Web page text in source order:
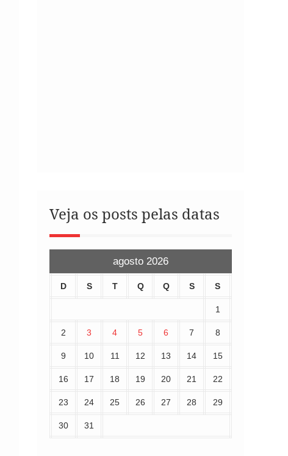
Veja os posts pelas datas
agosto 2026
D S T Q Q S S
1
2 3 4 5 6 7 8
9 10 11 12 13 14 15
16 17 18 19 20 21 22
23 24 25 26 27 28 29
30 31